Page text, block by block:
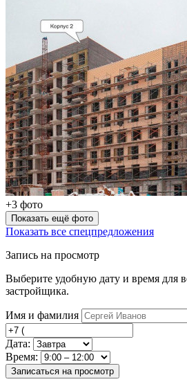
+3 фото
Показать ещё фото
Показать все спецпредложения
Запись на просмотр
Выберите удобную дату и время для
застройщика.
Имя и фамилия
Дата:
Время:
Записаться на просмотр